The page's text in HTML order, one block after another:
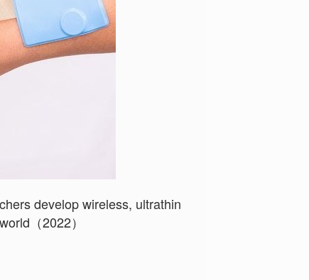
develop wireless, ultrathin
（2022）